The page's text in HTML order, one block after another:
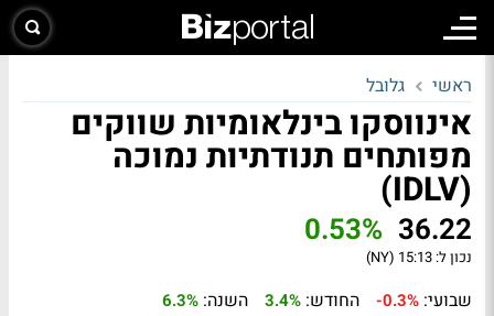
ראשי גלובל
אינווסקו בינלאומיות שווקים
מפותחים תנודתיות נמוכה
(IDLV)
36.22
0.53%
נכון ל: 15:13 (NY)
שבועי: -0.3% החודש: 3.4% השנה: 6.3%